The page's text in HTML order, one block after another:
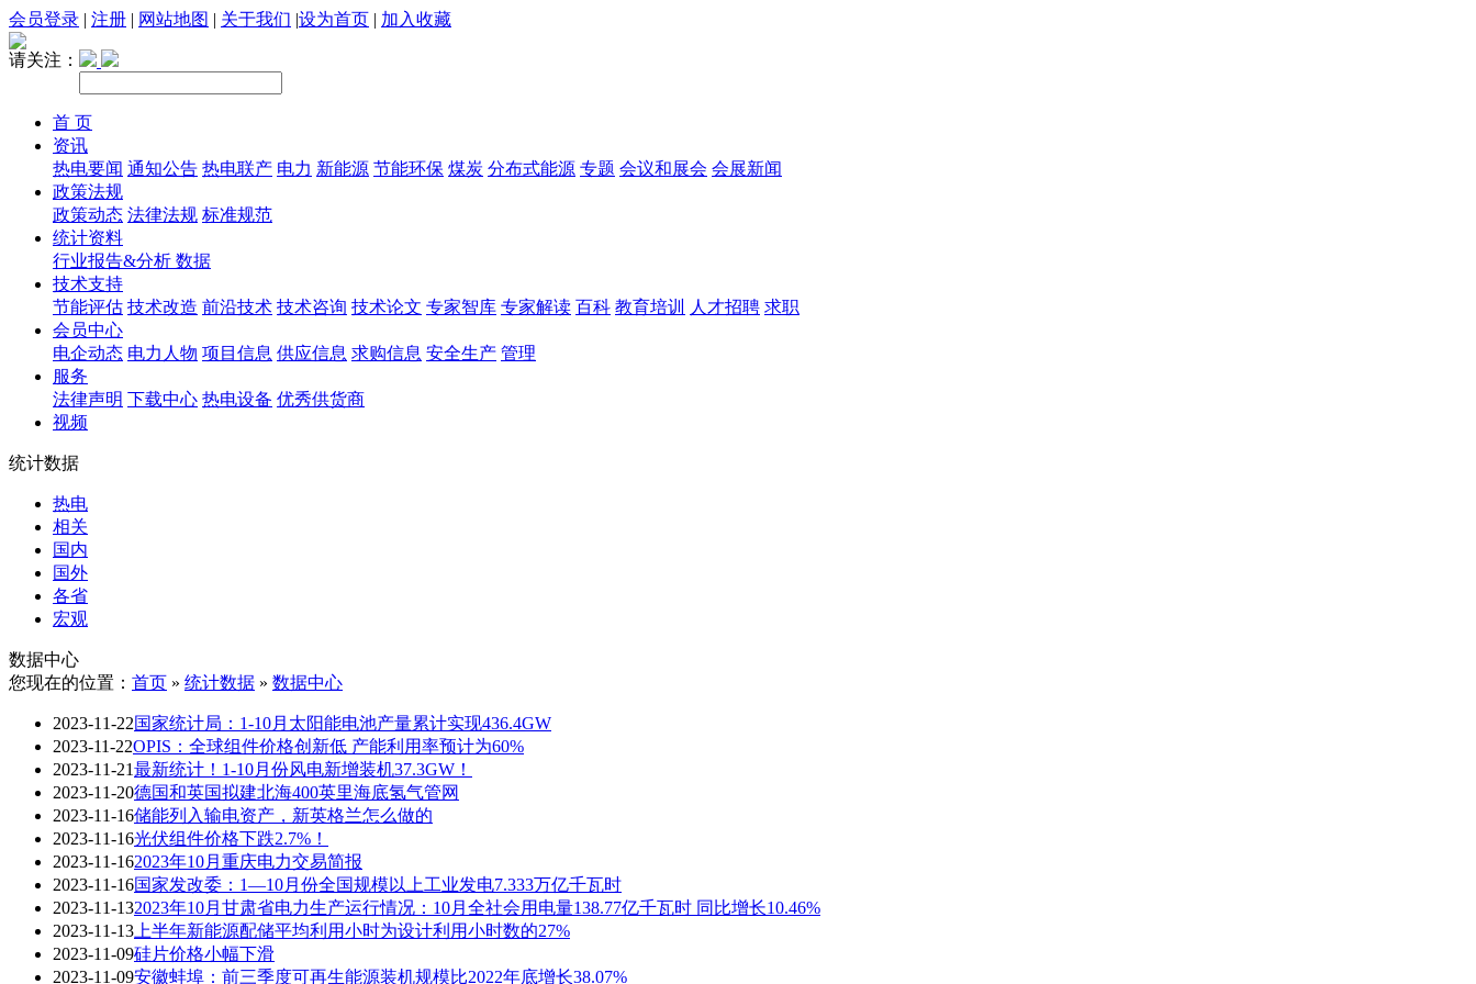
会员登录 | 注册 | 网站地图 | 关于我们 |设为首页 | 加入收藏
请关注：
首 页
资讯
热电要闻 通知公告 热电联产 电力 新能源 节能环保 煤炭 分布式能源 专题 会议和展会 会展新闻
政策法规
政策动态 法律法规 标准规范
统计资料
行业报告&分析 数据
技术支持
节能评估 技术改造 前沿技术 技术咨询 技术论文 专家智库 专家解读 百科 教育培训 人才招聘 求职
会员中心
电企动态 电力人物 项目信息 供应信息 求购信息 安全生产 管理
服务
法律声明 下载中心 热电设备 优秀供货商
视频
统计数据
热电
相关
国内
国外
各省
宏观
数据中心
您现在的位置： 首页 » 统计数据 » 数据中心
2023-11-22国家统计局：1-10月太阳能电池产量累计实现436.4GW
2023-11-22OPIS：全球组件价格创新低 产能利用率预计为60%
2023-11-21最新统计！1-10月份风电新增装机37.3GW！
2023-11-20德国和英国拟建北海400英里海底氢气管网
2023-11-16储能列入输电资产，新英格兰怎么做的
2023-11-16光伏组件价格下跌2.7%！
2023-11-162023年10月重庆电力交易简报
2023-11-16国家发改委：1—10月份全国规模以上工业发电7.333万亿千瓦时
2023-11-132023年10月甘肃省电力生产运行情况：10月全社会用电量138.77亿千瓦时 同比增长10.46%
2023-11-13 上半年新能源配储平均利用小时为设计利用小时数的27%
2023-11-09硅片价格小幅下滑
2023-11-09安徽蚌埠：前三季度可再生能源装机规模比2022年底增长38.07%